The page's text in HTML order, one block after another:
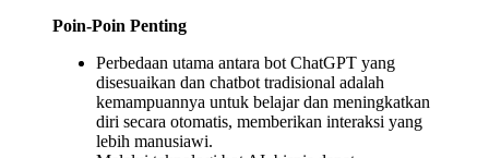
Poin-Poin Penting
Perbedaan utama antara bot ChatGPT yang
disesuaikan dan chatbot tradisional adalah
kemampuannya untuk belajar dan meningkatkan
diri secara otomatis, memberikan interaksi yang
lebih manusiawi.